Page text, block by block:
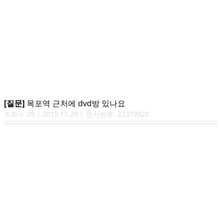
[질문] 목포역 근처에 dvd방 있나요
조회수 29 | 2015.11.29 | 문서번호: 22379922